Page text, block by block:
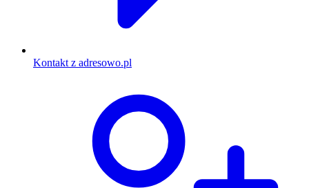
Kontakt z adresowo.pl